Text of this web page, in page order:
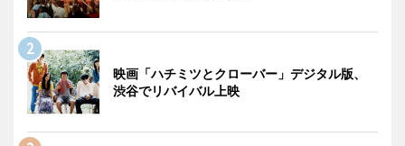
映画「ハチミツとクローバー」デジタル版、
渋谷でリバイバル上映